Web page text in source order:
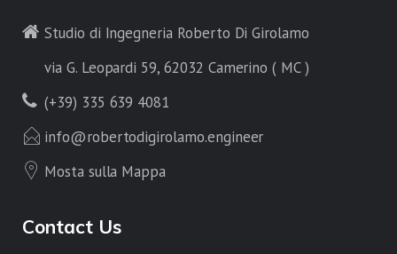
Studio di Ingegneria Roberto Di Girolamo
via G. Leopardi 59, 62032 Camerino ( MC )
(+39) 335 639 4081
info@robertodigirolamo.engineer
Mosta sulla Mappa
Contact Us